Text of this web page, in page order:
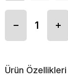
Ürün Özellikleri